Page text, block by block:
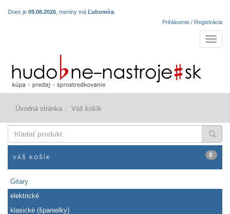
Dnes je 09.08.2026 , meniny má Ľubomíra
Prihlásenie / Registrácia
Úvodná stránka Váš košík
produkt
VÁŠ KOŠÍK 0
Gitary
elektrické
klasické (španielky)